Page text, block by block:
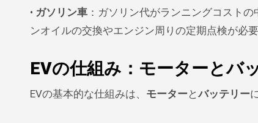
• ガソリン車 ：ガソリン代がランニングコスト
ンオイルの交換やエンジン周りの定期点検が必
EVの仕組み：モーターとバ
EVの基本的な仕組みは、 モーターとバッテリー